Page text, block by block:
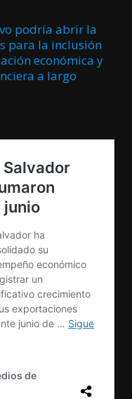
podría abrir la
para la inclusión
económica y
a largo